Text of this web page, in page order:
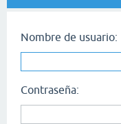
Nombre de usuario:
Contraseña: